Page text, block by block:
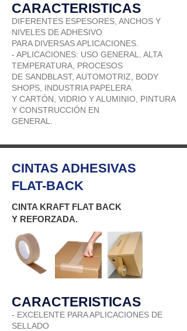
CARACTERISTICAS
DIFERENTES ESPESORES, ANCHOS Y
NIVELES DE ADHESIVO
PARA DIVERSAS APLICACIONES.
- APLICACIONES: USO GENERAL, ALTA
TEMPERATURA, PROCESOS
DE SANDBLAST, AUTOMOTRIZ, BODY
SHOPS, INDUSTRIA PAPELERA
Y CARTÓN, VIDRIO Y ALUMINIO, PINTURA
Y CONSTRUCCIÓN EN
GENERAL.
CINTAS ADHESIVAS
FLAT-BACK
CINTA KRAFT FLAT BACK
Y REFORZADA.
CARACTERISTICAS
- EXCELENTE PARA APLICACIONES DE
SELLADO